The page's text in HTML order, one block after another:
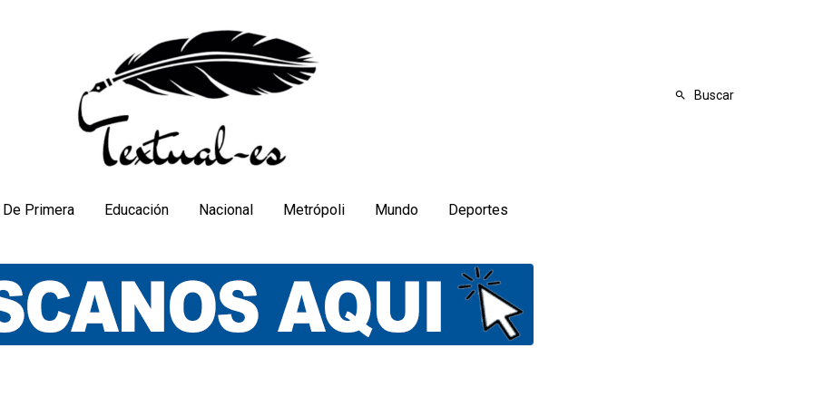
Buscar
De Primera Educación Nacional Metrópoli Mundo Deportes